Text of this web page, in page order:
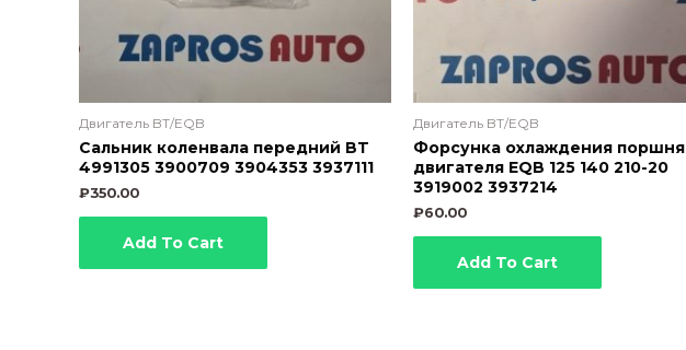
Двигатель BT/EQB
Сальник коленвала передний BT
4991305 3900709 3904353 3937111
₽350.00
Add To Cart
Двигатель BT/EQB
Форсунка охлаждения поршня
двигателя EQB 125 140 210-20
3919002 3937214
₽60.00
Add To Cart